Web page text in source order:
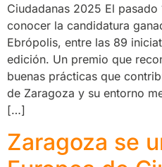
Ciudadanas 2025 El
conocer la candidatura
Ebrópolis, entre las 89
edición. Un premio que
buenas prácticas que
de Zaragoza y su entorno
[…]
Zaragoza se